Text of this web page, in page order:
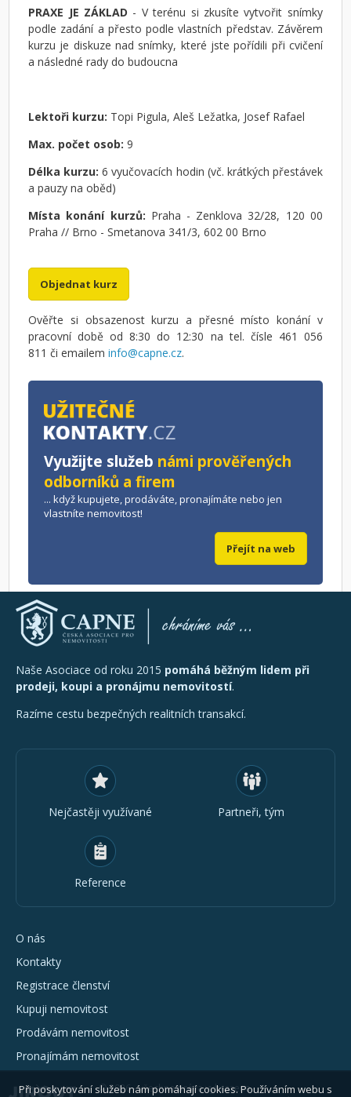
PRAXE JE ZÁKLAD - V terénu si zkusíte vytvořit snímky
podle zadání a přesto podle vlastních představ. Závěrem
kurzu je diskuze nad snímky, které jste pořídili při cvičení
a následné rady do budoucna
Lektoři kurzu: Topi Pigula, Aleš Ležatka, Josef Rafael
Max. počet osob: 9
Délka kurzu: 6 vyučovacích hodin (vč. krátkých přestávek
a pauzy na oběd)
Místa konání kurzů: Praha - Zenklova 32/28, 120 00
Praha // Brno - Smetanova 341/3, 602 00 Brno
Objednat kurz
Ověřte si obsazenost kurzu a přesné místo konání v
pracovní době od 8:30 do 12:30 na tel. čísle 461 056
811 či emaileminfo@capne.cz.
Využijte služeb námi prověřených
odborníků a firem
... když kupujete, prodáváte, pronajímáte nebo jen
vlastníte nemovitost!
Přejít na web
Naše Asociace od roku 2015 pomáhá běžným lidem při
prodeji, koupi a pronájmu nemovitostí.
Razíme cestu bezpečných realitních transakcí.
Nejčastěji využívané Partneři, tým
Reference
O nás
Kontakty
Registrace členství
Kupuji nemovitost
Prodávám nemovitost
Pronajímám nemovitost
© 2026 - všechna práva vyhrazena
Při poskytování služeb nám pomáhají cookies. Používáním webu s